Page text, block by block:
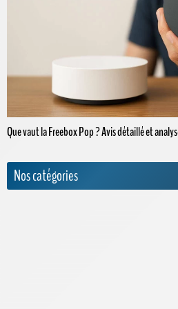
Que vaut la Freebox Pop ? Avis détaillé et
Nos catégories